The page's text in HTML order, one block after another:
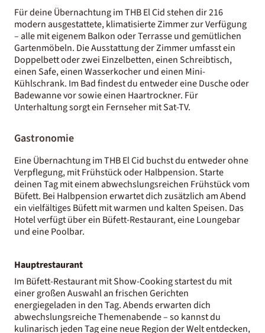
Für deine Übernachtung im THB El Cid stehen dir 216
modern ausgestattete, klimatisierte Zimmer zur Verfügung
– alle mit eigenem Balkon oder Terrasse und gemütlichen
Gartenmöbeln. Die Ausstattung der Zimmer umfasst ein
Doppelbett oder zwei Einzelbetten, einen Schreibtisch,
einen Safe, einen Wasserkocher und einen Mini-
Kühlschrank. Im Bad findest du entweder eine Dusche oder
Badewanne vor sowie einen Haartrockner. Für
Unterhaltung sorgt ein Fernseher mit Sat-TV.
Gastronomie
Eine Übernachtung im THB El Cid buchst du entweder ohne
Verpflegung, mit Frühstück oder Halbpension. Starte
deinen Tag mit einem abwechslungsreichen Frühstück vom
Büfett. Bei Halbpension erwartet dich zusätzlich am Abend
ein vielfältiges Büfett mit warmen und kalten Speisen. Das
Hotel verfügt über ein Büfett-Restaurant, eine Loungebar
und eine Poolbar.
Hauptrestaurant
Im Büfett-Restaurant mit Show-Cooking startest du mit
einer großen Auswahl an frischen Gerichten
energiegeladen in den Tag. Abends erwarten dich
abwechslungsreiche Themenabende – so kannst du
kulinarisch jeden Tag eine neue Region der Welt entdecken,